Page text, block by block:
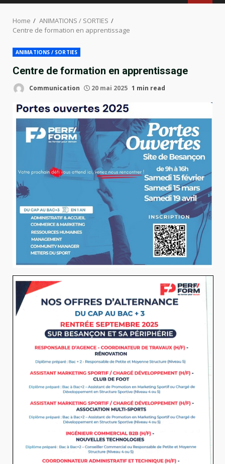
Home
ANIMATIONS / SORTIES
Centre de formation en apprentissage
ANIMATIONS / SORTIES
Centre de formation en apprentissage
Communication 20 mai 2025 1 min read